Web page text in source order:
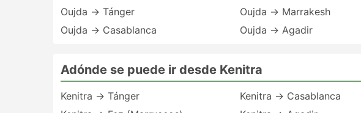
Oujda → Tánger
Oujda → Casablanca
Oujda → Marrakesh
Oujda → Agadir
Adónde se puede ir desde Kenitra
Kenitra → Tánger
Kenitra → Casablanca